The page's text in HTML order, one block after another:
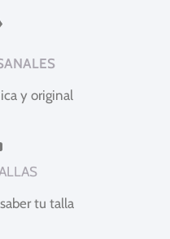
y original
tu talla